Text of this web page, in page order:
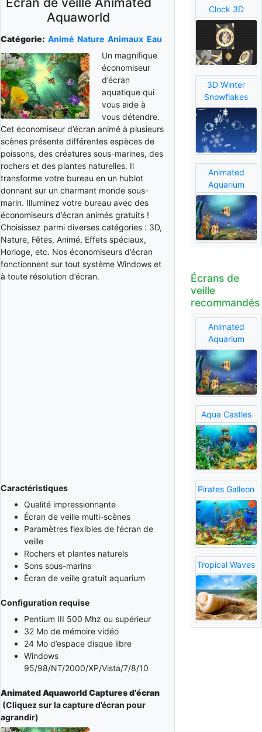
Aquaworld
Catégorie: Animé Nature Animaux Eau
Un magnifique
économiseur
d’écran
aquatique qui
vous aide à
vous détendre.
Cet économiseur d’écran animé à plusieurs
scènes présente différentes espèces de
poissons, des créatures sous-marines, des
rochers et des plantes naturelles. Il
transforme votre bureau en un hublot
donnant sur un charmant monde sous-
marin. Illuminez votre bureau avec des
économiseurs d’écran animés gratuits !
Choisissez parmi diverses catégories : 3D,
Nature, Fêtes, Animé, Effets spéciaux,
Horloge, etc. Nos économiseurs d’écran
fonctionnent sur tout système Windows et
à toute résolution d’écran.
Caractéristiques
Qualité impressionnante
Écran de veille multi-scènes
Paramètres flexibles de l’écran de
veille
Rochers et plantes naturels
Sons sous-marins
Écran de veille gratuit aquarium
Configuration requise
Pentium III 500 Mhz ou supérieur
32 Mo de mémoire vidéo
24 Mo d’espace disque libre
Windows
95/98/NT/2000/XP/Vista/7/8/10
Animated Aquaworld Captures d’écran
(Cliquez sur la capture d’écran pour
agrandir)
Clock 3D
3D Winter
Snowflakes
Animated
Aquarium
Écrans de
veille
recommandés
Animated
Aquarium
Aqua Castles
Pirates Galleon
Tropical Waves